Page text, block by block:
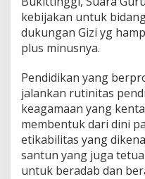
kebijakan untuk
dukungan Gizi yg
plus minusnya.
Pendidikan yang
jalankan rutinitas
keagamaan yang
membentuk dari dini
etikabilitas yang
santun yang juga
untuk beradab dan